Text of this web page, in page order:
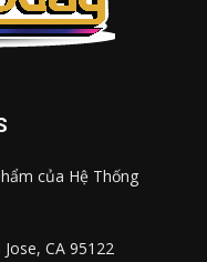
của Hệ Thống
CA 95122